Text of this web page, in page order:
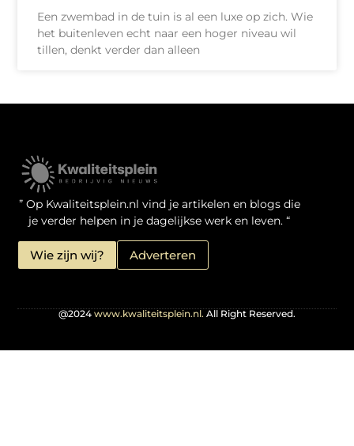
Een zwembad in de tuin is al een luxe op zich. Wie
het buitenleven echt naar een hoger niveau wil
tillen, denkt verder dan alleen
” Op Kwaliteitsplein.nl vind je artikelen en blogs die
je verder helpen in je dagelijkse werk en leven. “
Wie zijn wij? Adverteren
@2024 www.kwaliteitsplein.nl. All Right Reserved.